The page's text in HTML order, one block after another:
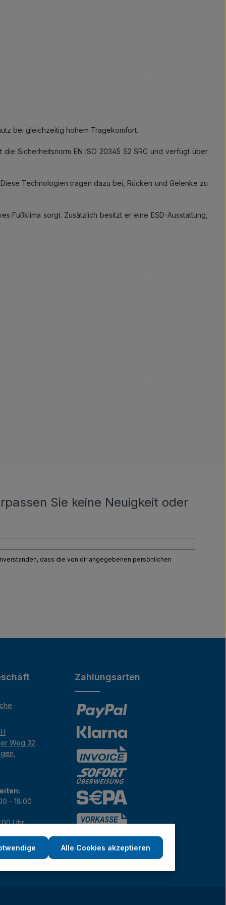
bei gleichzeitig hohem Tragekomfort.
Sicherheitsnorm EN ISO 20345 S2 SRC und verfügt über
Technologien tragen dazu bei, Rücken und Gelenke zu
Fußklima sorgt. Zusätzlich besitzt er eine ESD-Ausstattung,
Sie keine Neuigkeit oder
dass die von dir angegebenen persönlichen
Weg 32
- 18:00
Uhr
Zahlungsarten
Alle Cookies akzeptieren